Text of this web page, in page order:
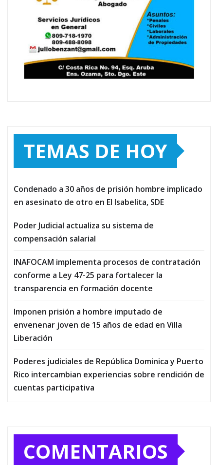
TEMAS DE HOY
Condenado a 30 años de prisión hombre implicado
en asesinato de otro en El Isabelita, SDE
Poder Judicial actualiza su sistema de
compensación salarial
INAFOCAM implementa procesos de contratación
conforme a Ley 47-25 para fortalecer la
transparencia en formación docente
Imponen prisión a hombre imputado de
envenenar joven de 15 años de edad en Villa
Liberación
Poderes judiciales de República Dominica y Puerto
Rico intercambian experiencias sobre rendición de
cuentas participativa
COMENTARIOS